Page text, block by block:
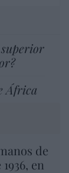
África
de
en